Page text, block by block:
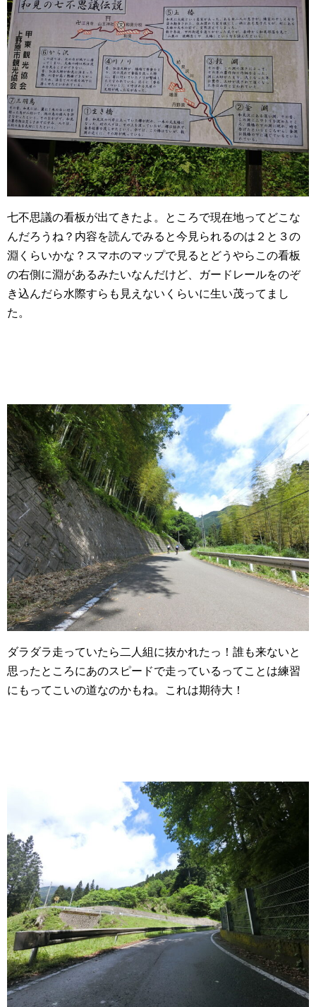
七不思議の看板が出てきたよ。ところで現在地ってどこな
んだろうね？内容を読んでみると今見られるのは２と３の
淵くらいかな？スマホのマップで見るとどうやらこの看板
の右側に淵があるみたいなんだけど、ガードレールをのぞ
き込んだら水際すらも見えないくらいに生い茂ってまし
た。
ダラダラ走っていたら二人組に抜かれたっ！誰も来ないと
思ったところにあのスピードで走っているってことは練習
にもってこいの道なのかもね。これは期待大！